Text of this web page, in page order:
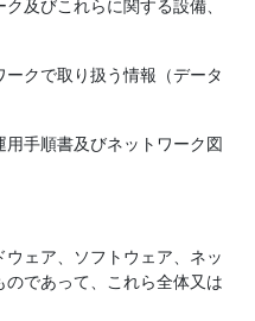
びこれらに関する設備、
で取り扱う情報（データ
順書及びネットワーク図
ェア、ソフトウェア、ネッ
のであって、これら全体又は